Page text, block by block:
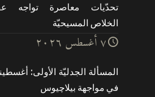
تحدّيات معاصرة تواجه
الخلاص المسيحيّة
۷ أغسطس ۲۰۲٦
المسألة الجدليّة الأولى:
في مواجهة بيلاچيوس